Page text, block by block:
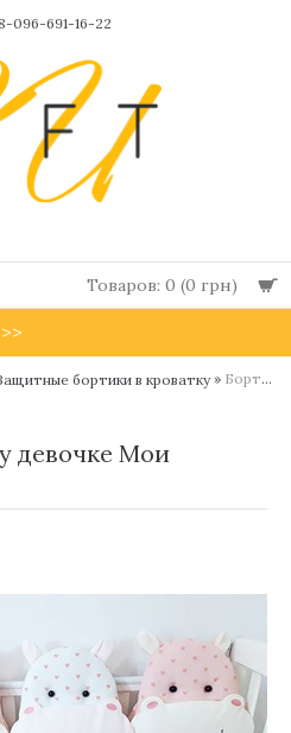
096-691-16-22
Товаров: 0 (0 грн)
бортики в кроватку» Бортики в кроватку девочке Мои Подружки Гипопо
девочке Мои